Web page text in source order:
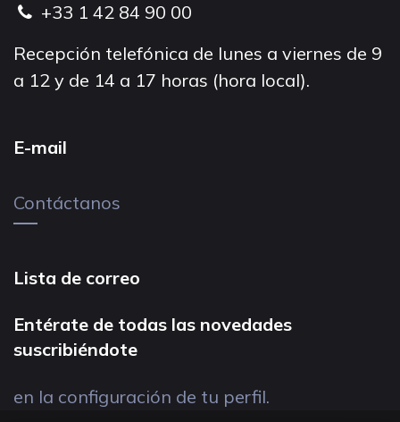
+33 1 42 84 90 00
Recepción telefónica de lunes a viernes de 9
a 12 y de 14 a 17 horas (hora local).
E-mail
Contáctanos
Lista de correo
Entérate de todas las novedades
suscribiéndote
en la configuración de tu perfil.